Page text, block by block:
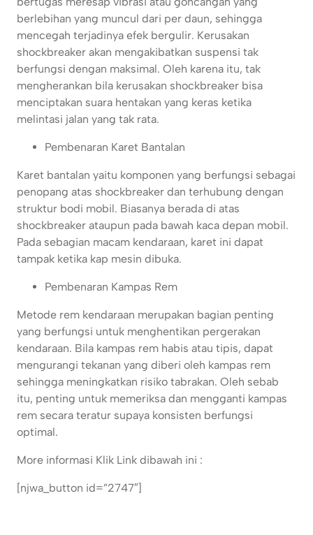
berlebihan yang muncul dari per daun, sehingga
mencegah terjadinya efek bergulir. Kerusakan
shockbreaker akan mengakibatkan suspensi tak
berfungsi dengan maksimal. Oleh karena itu, tak
mengherankan bila kerusakan shockbreaker bisa
menciptakan suara hentakan yang keras ketika
melintasi jalan yang tak rata.
Pembenaran Karet Bantalan
Karet bantalan yaitu komponen yang berfungsi sebagai
penopang atas shockbreaker dan terhubung dengan
struktur bodi mobil. Biasanya berada di atas
shockbreaker ataupun pada bawah kaca depan mobil.
Pada sebagian macam kendaraan, karet ini dapat
tampak ketika kap mesin dibuka.
Pembenaran Kampas Rem
Metode rem kendaraan merupakan bagian penting
yang berfungsi untuk menghentikan pergerakan
kendaraan. Bila kampas rem habis atau tipis, dapat
mengurangi tekanan yang diberi oleh kampas rem
sehingga meningkatkan risiko tabrakan. Oleh sebab
itu, penting untuk memeriksa dan mengganti kampas
rem secara teratur supaya konsisten berfungsi
optimal.
More informasi Klik Link dibawah ini :
[njwa_button id=”2747″]